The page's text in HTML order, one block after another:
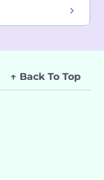
↑ Back To Top